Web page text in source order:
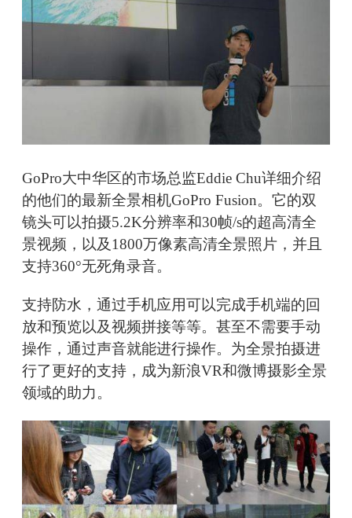
GoPro大中华区的市场总监Eddie Chu详细介绍
的他们的最新全景相机GoPro Fusion。它的双
镜头可以拍摄5.2K分辨率和30帧/s的超高清全
景视频，以及1800万像素高清全景照片，并且
支持360°无死角录音。
支持防水，通过手机应用可以完成手机端的回
放和预览以及视频拼接等等。甚至不需要手动
操作，通过声音就能进行操作。为全景拍摄进
行了更好的支持，成为新浪VR和微博摄影全景
领域的助力。